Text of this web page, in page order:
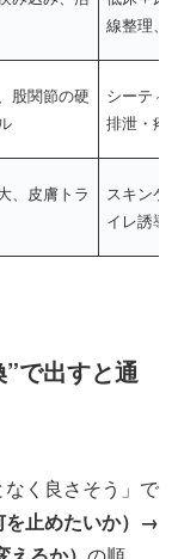
線整理、
股関節の硬
シーティ
排泄・疼
、皮膚トラ
スキンケ
イレ誘導
で出すと通
く良さそう」で
を止めたいか）→